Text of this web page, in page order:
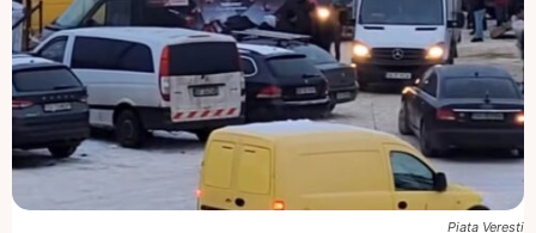
Piata Veresti